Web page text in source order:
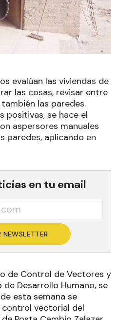
evalúan las viviendas de
las cosas, revisar entre
las paredes.
positivas, se hace el
aspersores manuales
paredes, aplicando en
en tu email
NEWSLETTER
de Control de Vectores y
Desarrollo Humano, se
esta semana se
control vectorial del